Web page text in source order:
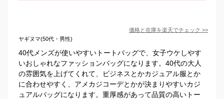
価格と在庫を楽天でチェック >>
ヤギヌマ(50代・男性)
40代メンズが使いやすいトートバッグで、女子ウケしやす
いおしゃれなファッションバッグになります。40代の大人
の雰囲気を上げてくれて、ビジネスとかカジュアル服とか
に合わせやすく、アメカジコーデとかが決まりやすいカジ
ュアルバッグになります。重厚感があって品質の高いトー